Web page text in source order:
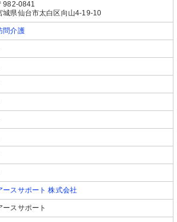
982-0841
城県仙台市太白区向山4-19-10
問介護
ースサポート 株式会社
ースサポート